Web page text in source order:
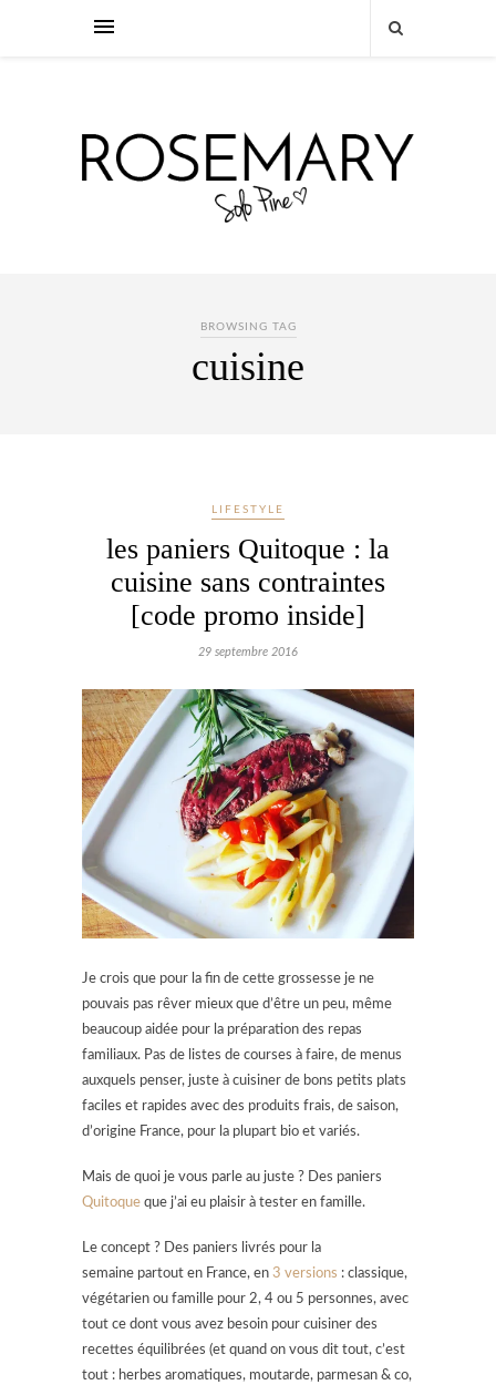
BROWSING TAG
cuisine
LIFESTYLE
les paniers Quitoque : la
cuisine sans contraintes
[code promo inside]
29 septembre 2016
Je crois que pour la fin de cette grossesse je ne
pouvais pas rêver mieux que d’être un peu, même
beaucoup aidée pour la préparation des repas
familiaux. Pas de listes de courses à faire, de menus
auxquels penser, juste à cuisiner de bons petits plats
faciles et rapides avec des produits frais, de saison,
d’origine France, pour la plupart bio et variés.
Mais de quoi je vous parle au juste ? Des paniers
Quitoque que j’ai eu plaisir à tester en famille.
Le concept ? Des paniers livrés pour la
semaine partout en France, en 3 versions : classique,
végétarien ou famille pour 2, 4 ou 5 personnes, avec
tout ce dont vous avez besoin pour cuisiner des
recettes équilibrées (et quand on vous dit tout, c’est
tout : herbes aromatiques, moutarde, parmesan & co,